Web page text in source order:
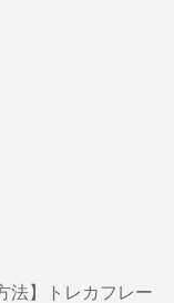
法】トレカフレー